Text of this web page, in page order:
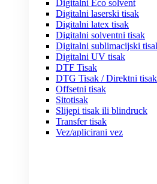
Digitalni Eco solvent
Digitalni laserski tisak
Digitalni latex tisak
Digitalni solventni tisak
Digitalni sublimacijski
Digitalni UV tisak
DTF Tisak
DTG Tisak / Direktni tisak
Offsetni tisak
Sitotisak
Slijepi tisak ili blindruck
Transfer tisak
Vez/aplicirani vez